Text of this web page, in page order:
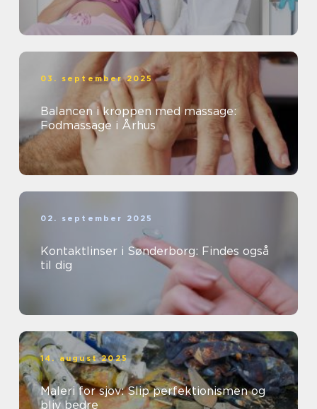
03. september 2025
Balancen i kroppen med massage:
Fodmassage i Århus
02. september 2025
Kontaktlinser i Sønderborg: Findes også
til dig
14. august 2025
Maleri for sjov: Slip perfektionismen og
bliv bedre